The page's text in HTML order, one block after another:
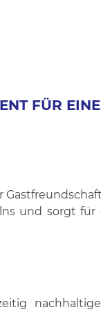
FÜR
und sorgt für